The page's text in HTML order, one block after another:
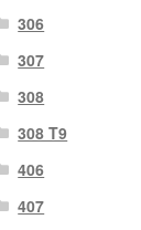
306
307
308
308 T9
406
407